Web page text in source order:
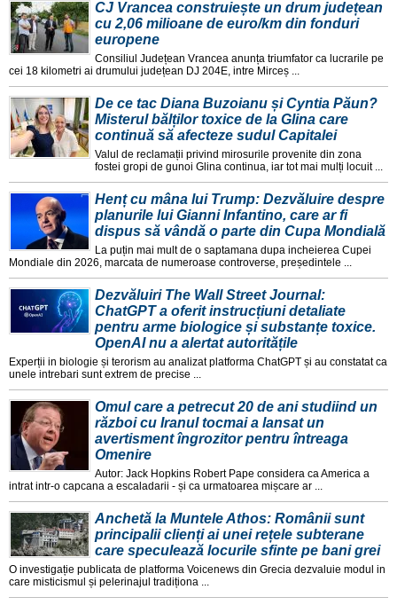
CJ Vrancea construiește un drum județean
cu 2,06 milioane de euro/km din fonduri
europene
Consiliul Județean Vrancea anunța triumfator ca lucrarile pe
cei 18 kilometri ai drumului județean DJ 204E, intre Mirceș ...
De ce tac Diana Buzoianu și Cyntia Păun?
Misterul bălților toxice de la Glina care
continuă să afecteze sudul Capitalei
Valul de reclamații privind mirosurile provenite din zona
fostei gropi de gunoi Glina continua, iar tot mai mulți locuit ...
Henț cu mâna lui Trump: Dezvăluire despre
planurile lui Gianni Infantino, care ar fi
dispus să vândă o parte din Cupa Mondială
La puțin mai mult de o saptamana dupa incheierea Cupei
Mondiale din 2026, marcata de numeroase controverse, președintele ...
Dezvăluiri The Wall Street Journal:
ChatGPT a oferit instrucțiuni detaliate
pentru arme biologice și substanțe toxice.
OpenAI nu a alertat autoritățile
Experții in biologie și terorism au analizat platforma ChatGPT și au constatat ca
unele intrebari sunt extrem de precise ...
Omul care a petrecut 20 de ani studiind un
război cu Iranul tocmai a lansat un
avertisment îngrozitor pentru întreaga
Omenire
Autor: Jack Hopkins Robert Pape considera ca America a
intrat intr-o capcana a escaladarii - și ca urmatoarea mișcare ar ...
Anchetă la Muntele Athos: Românii sunt
principalii clienți ai unei rețele subterane
care speculează locurile sfinte pe bani grei
O investigație publicata de platforma Voicenews din Grecia dezvaluie modul in
care misticismul și pelerinajul tradiționa ...